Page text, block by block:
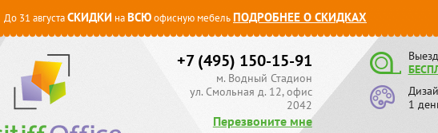
До 31 августаСКИДКИ наВСЮофисную мебельПОДРОБНЕЕ О СКИДКАХ
+7 (495) 150-15-91
м. Водный Стадион
ул. Смольная д. 12, офис
2042
Перезвоните мне
1